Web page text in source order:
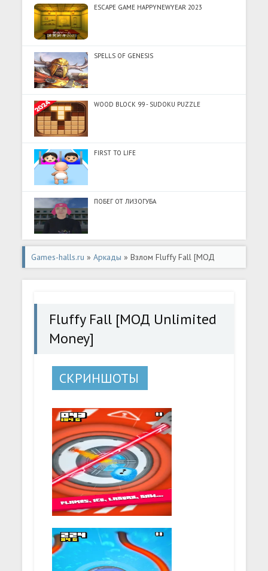
ESCAPE GAME HAPPYNEWYEAR 2023
SPELLS OF GENESIS
WOOD BLOCK 99 - SUDOKU PUZZLE
FIRST TO LIFE
ПОБЕГ ОТ ЛИЗОГУБА
Games-halls.ru »Аркады » Взлом Fluffy Fall [МОД
Unlimited Money] - последняя версия apk на Андроид
Fluffy Fall [МОД Unlimited
Money]
СКРИНШОТЫ